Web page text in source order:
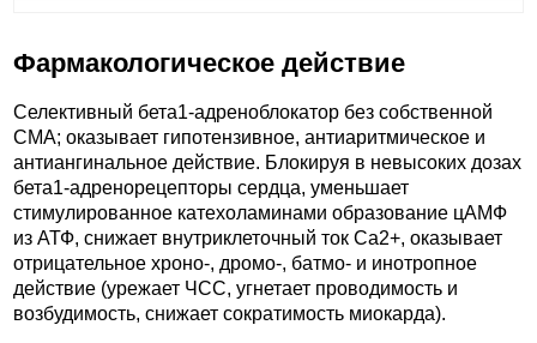
Фармакологическое действие
Селективный бета1-адреноблокатор без собственной
СМА; оказывает гипотензивное, антиаритмическое и
антиангинальное действие. Блокируя в невысоких дозах
бета1-адренорецепторы сердца, уменьшает
стимулированное катехоламинами образование цАМФ
из АТФ, снижает внутриклеточный ток Ca2+, оказывает
отрицательное хроно-, дромо-, батмо- и инотропное
действие (урежает ЧСС, угнетает проводимость и
возбудимость, снижает сократимость миокарда).